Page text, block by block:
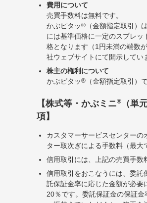
費用について
売買手数料は無料です。
かぶピタッ®
（金額指定取引）
には基準価格に一定のスプレ
格となります（1円未満の端数
社ウェブサイトにて開示して
株主の権利について
かぶピタッ® （金額指定取引）
【株式等・かぶミニ®
（単
項】
カスタマーサービスセンター
ター取次ぎによる手数料（最
信用取引には、上記の売買手
信用取引をおこなうには、委
託保証金率に応じた金額が必
20％です。委託保証金の保証